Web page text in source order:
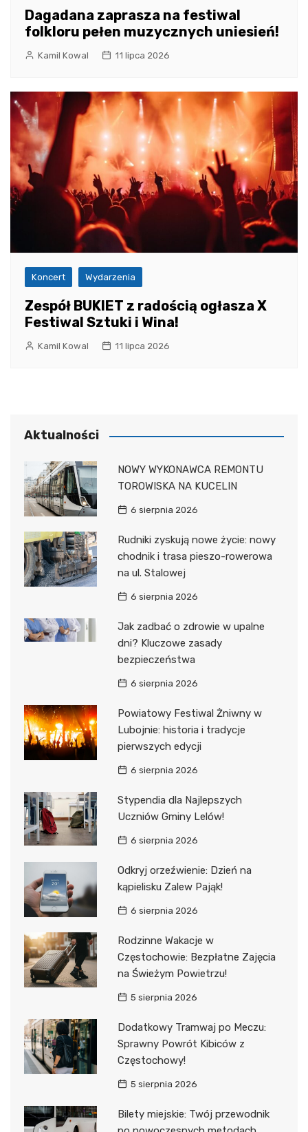
Dagadana zaprasza na festiwal
folkloru pełen muzycznych uniesień!
Kamil Kowal 11 lipca 2026
Koncert Wydarzenia
Zespół BUKIET z radością ogłasza X
Festiwal Sztuki i Wina!
Kamil Kowal 11 lipca 2026
Aktualności
NOWY WYKONAWCA REMONTU
TOROWISKA NA KUCELIN
6 sierpnia 2026
Rudniki zyskują nowe życie: nowy
chodnik i trasa pieszo-rowerowa
na ul. Stalowej
6 sierpnia 2026
Jak zadbać o zdrowie w upalne
dni? Kluczowe zasady
bezpieczeństwa
6 sierpnia 2026
Powiatowy Festiwal Żniwny w
Lubojnie: historia i tradycje
pierwszych edycji
6 sierpnia 2026
Stypendia dla Najlepszych
Uczniów Gminy Lelów!
6 sierpnia 2026
Odkryj orzeźwienie: Dzień na
kąpielisku Zalew Pająk!
6 sierpnia 2026
Rodzinne Wakacje w
Częstochowie: Bezpłatne Zajęcia
na Świeżym Powietrzu!
5 sierpnia 2026
Dodatkowy Tramwaj po Meczu:
Sprawny Powrót Kibiców z
Częstochowy!
5 sierpnia 2026
Bilety miejskie: Twój przewodnik